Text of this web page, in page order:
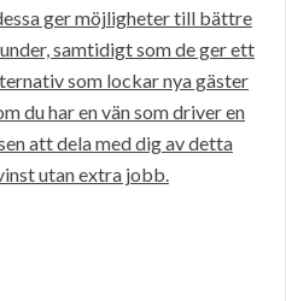
ger möjligheter till bättre
samtidigt som de ger ett
som lockar nya gäster
du har en vän som driver en
att dela med dig av detta
utan extra jobb.